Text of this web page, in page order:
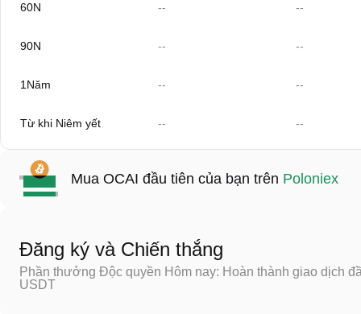
60N -- --
90N -- --
1Năm -- --
Từ khi Niêm yết -- --
Mua OCAI đầu tiên của bạn trên Poloniex
Đăng ký và Chiến thắng
Phần thưởng Độc quyền Hôm nay: Hoàn thành giao dịch
USDT